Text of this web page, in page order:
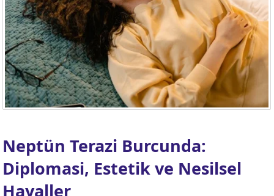
EV4. EV
EV
10. EV
Neptün Terazi Burcunda:
Diplomasi, Estetik ve Nesilsel
Hayaller